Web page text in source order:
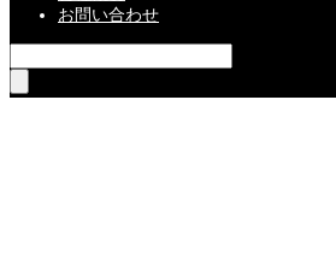
お問い合わせ